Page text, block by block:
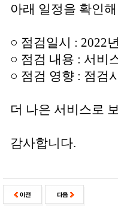
아래 일정을 확인
○ 점검일시 : 2022
○ 점검 내용 : 서비
○ 점검 영향 : 점검
더 나은 서비스로
감사합니다.